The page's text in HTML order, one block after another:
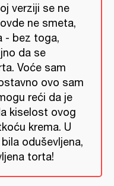
verziji se ne
ne smeta,
- bez toga,
da se
Voće sam
ovo sam
reći da je
kiselost ovog
krema. U
oduševljena,
torta!